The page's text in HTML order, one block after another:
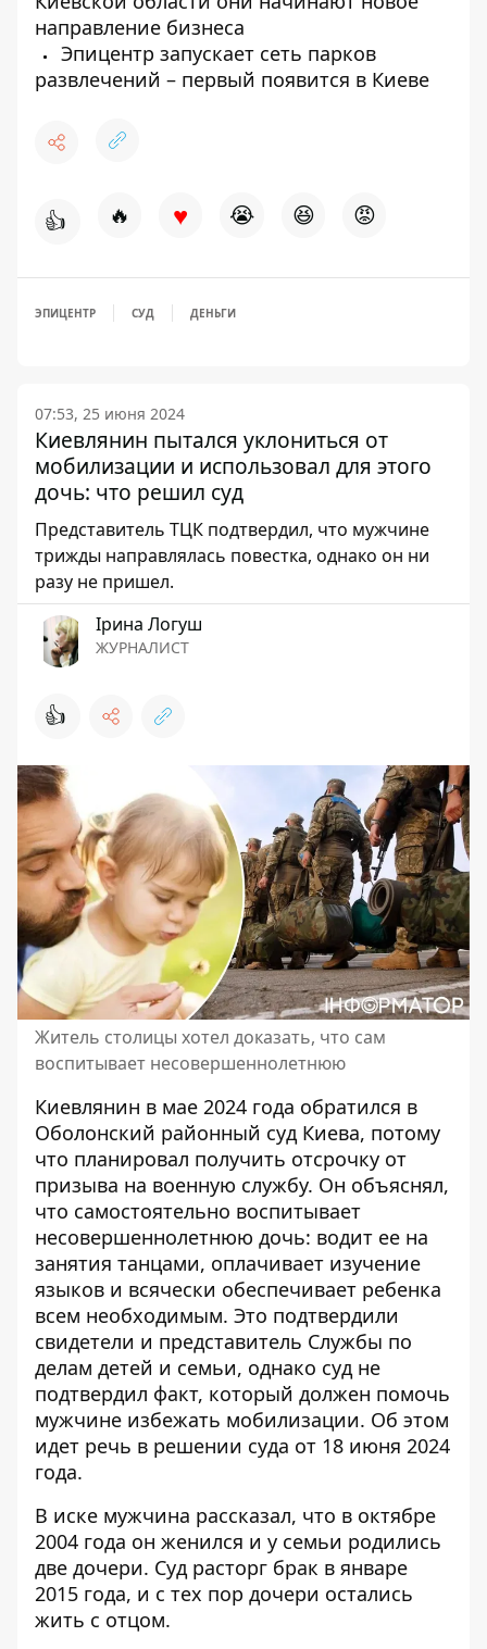
направление бизнеса
Эпицентр запускает сеть парков
развлечений – первый появится в Киеве
👍 🔥 ♥ 😭 😆 😡
ЭПИЦЕНТР СУД ДЕНЬГИ
07:53, 25 июня 2024
Киевлянин пытался уклониться от
мобилизации и использовал для этого
дочь: что решил суд
Представитель ТЦК подтвердил, что мужчине
трижды направлялась повестка, однако он ни
разу не пришел.
Ірина Логуш
ЖУРНАЛИСТ
👍
Житель столицы хотел доказать, что сам
воспитывает несовершеннолетнюю
Киевлянин в мае 2024 года обратился в
Оболонский районный суд Киева, потому
что планировал получить отсрочку от
призыва на военную службу. Он объяснял,
что самостоятельно воспитывает
несовершеннолетнюю дочь: водит ее на
занятия танцами, оплачивает изучение
языков и всячески обеспечивает ребенка
всем необходимым. Это подтвердили
свидетели и представитель Службы по
делам детей и семьи, однако суд не
подтвердил факт, который должен помочь
мужчине избежать мобилизации. Об этом
идет речь в решении суда от 18 июня 2024
года.
В иске мужчина рассказал, что в октябре
2004 года он женился и у семьи родились
две дочери. Суд расторг брак в январе
2015 года, и с тех пор дочери остались
жить с отцом.